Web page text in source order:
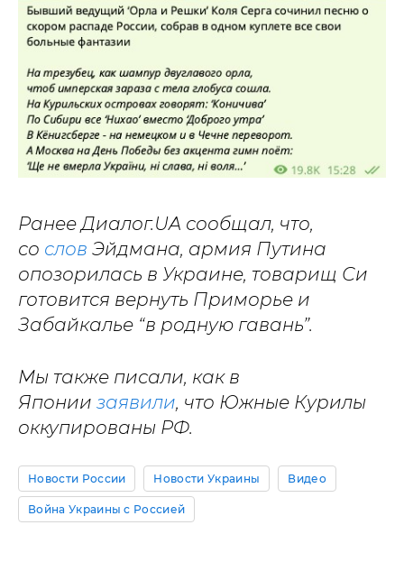
Ранее Диалог.UA сообщал, что,
со слов Эйдмана, армия Путина
опозорилась в Украине, товарищ Си
готовится вернуть Приморье и
Забайкалье “в родную гавань”.
Мы также писали, как в
Японии заявили, что Южные Курилы
оккупированы РФ.
Новости России Новости Украины Видео
Война Украины с Россией